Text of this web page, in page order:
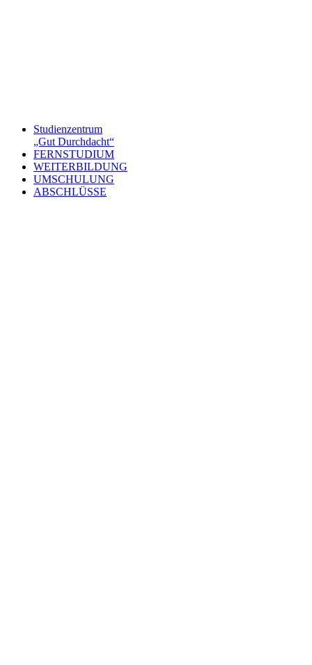
Studienzentrum
„Gut Durchdacht“
FERNSTUDIUM
WEITERBILDUNG
UMSCHULUNG
ABSCHLÜSSE